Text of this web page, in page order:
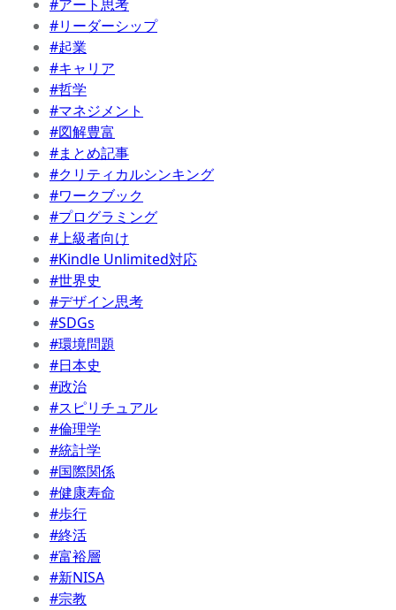
#アート思考
#リーダーシップ
#起業
#キャリア
#哲学
#マネジメント
#図解豊富
#まとめ記事
#クリティカルシンキング
#ワークブック
#プログラミング
#上級者向け
#Kindle Unlimited対応
#世界史
#デザイン思考
#SDGs
#環境問題
#日本史
#政治
#スピリチュアル
#倫理学
#統計学
#国際関係
#健康寿命
#歩行
#終活
#富裕層
#新NISA
#宗教